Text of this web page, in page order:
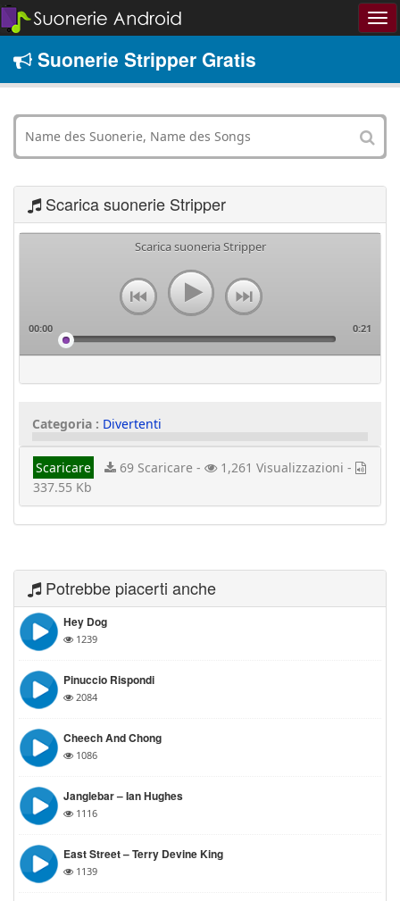
Suonerie Stripper Gratis
Scarica suonerie Stripper
Scarica suoneria Stripper
00:00 0:21
Categoria : Divertenti
Scaricare 69 Scaricare -
1,261 Visualizzazioni -
337.55 Kb
Potrebbe piacerti anche
Hey Dog
1239
Pinuccio Rispondi
2084
Cheech And Chong
1086
Janglebar – Ian Hughes
1116
East Street – Terry Devine King
1139